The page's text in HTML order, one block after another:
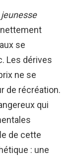
jeunesse
se
Les dérives
ne se
de récréation.
qui
de cette
: une